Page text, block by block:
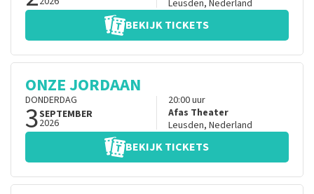
Leusden, Nederland
BEKIJK TICKETS
ONZE JORDAAN
DONDERDAG
3SEPTEMBER
2026
20:00uur
Afas Theater
Leusden, Nederland
BEKIJK TICKETS